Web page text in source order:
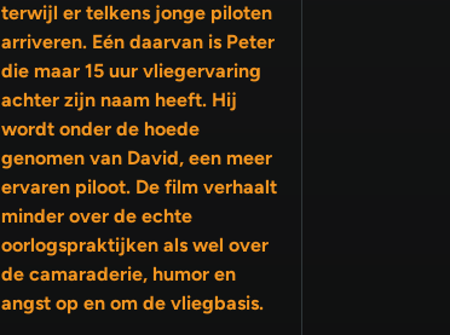
terwijl er telkens jonge piloten
arriveren. Eén daarvan is Peter
die maar 15 uur vliegervaring
achter zijn naam heeft. Hij
wordt onder de hoede
genomen van David, een meer
ervaren piloot. De film verhaalt
minder over de echte
oorlogspraktijken als wel over
de camaraderie, humor en
angst op en om de vliegbasis.